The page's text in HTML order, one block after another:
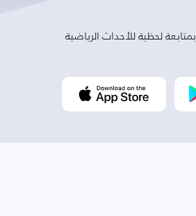
لحظية للأحداث الرياضية